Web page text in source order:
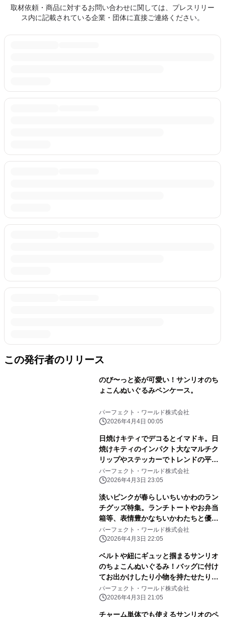
取材依頼・商品に対するお問い合わせに関しては、プレスリリー
ス内に記載されている企業・団体に直接ご連絡ください。
この発行者のリリース
のび〜っと姿が可愛い！サンリオのち
ょこんぬいぐるみペンケース。
パーフェクト・ワールド株式会社
2026年4月4日 00:05
日焼けキティでデコるとイマドキ。日
焼けキティのインパクト大なマルチク
リップやステッカーでトレンドの平成
レトロ感ばっちりです。
パーフェクト・ワールド株式会社
2026年4月3日 23:05
淡いピンクが春らしいちいかわのラン
チグッズ特集。ランチトートやお弁当
箱等、表情豊かなちいかわたちと優し
いピンク色に心和む
パーフェクト・ワールド株式会社
2026年4月3日 22:05
ベルトや紐にギュッと掴まるサンリオ
のちょこんぬいぐるみ！バッグに付け
てお出かけしたり小物を持たせたりと
自由に楽しめる！
パーフェクト・ワールド株式会社
2026年4月3日 21:05
チャーム単体でも使えるサンリオのペ